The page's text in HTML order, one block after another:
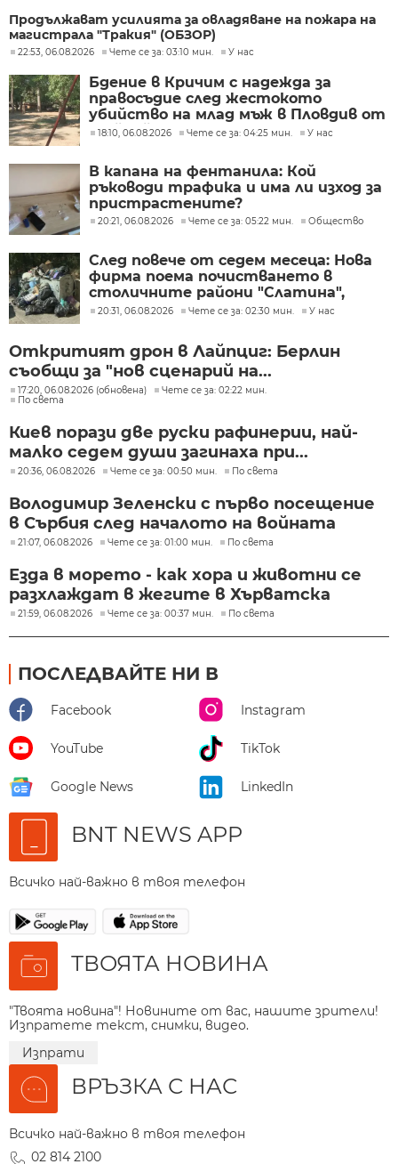
Продължават усилията за овладяване на пожара на
магистрала "Тракия" (ОБЗОР)
22:53, 06.08.2026 Чете се за: 03:10 мин. У нас
Бдение в Кричим с надежда за
правосъдие след жестокото
убийство на млад мъж в Пловдив от
тийнейджъри
18:10, 06.08.2026 Чете се за: 04:25 мин. У нас
В капана на фентанила: Кой
ръководи трафика и има ли изход за
пристрастените?
20:21, 06.08.2026 Чете се за: 05:22 мин. Общество
След повече от седем месеца: Нова
фирма поема почистването в
столичните райони "Слатина",
"Подуяне" и "Изгрев"
20:31, 06.08.2026 Чете се за: 02:30 мин. У нас
Откритият дрон в Лайпциг: Берлин
съобщи за "нов сценарий на...
17:20, 06.08.2026 (обновена)
Чете се за: 02:22 мин.
По света
Киев порази две руски рафинерии, най-
малко седем души загинаха при...
20:36, 06.08.2026 Чете се за: 00:50 мин. По света
Володимир Зеленски с първо посещение
в Сърбия след началото на войната
21:07, 06.08.2026 Чете се за: 01:00 мин. По света
Езда в морето - как хора и животни се
разхлаждат в жегите в Хърватска
21:59, 06.08.2026 Чете се за: 00:37 мин. По света
ПОСЛЕДВАЙТЕ НИ В
Facebook Instagram
YouTube TikTok
Google News LinkedIn
BNT NEWS APP
Всичко най-важно в твоя телефон
ТВОЯТА НОВИНА
"Твоята новина"! Новините от вас, нашите зрители!
Изпратете текст, снимки, видео.
Изпрати
ВРЪЗКА С НАС
Всичко най-важно в твоя телефон
02 814 2100